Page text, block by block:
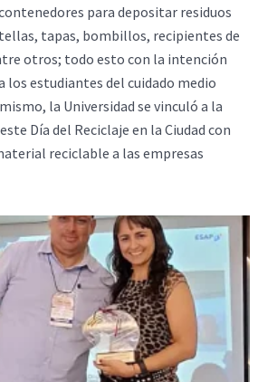
para depositar residuos
tapas, bombillos, recipientes de
otros; todo esto con la intención
los estudiantes del cuidado medio
la Universidad se vinculó a la
Día del Reciclaje en la Ciudad con
reciclable a las empresas